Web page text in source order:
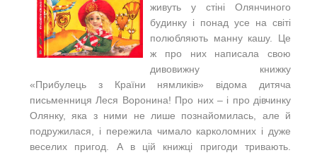
живуть у стіні Олянчиного
будинку і понад усе на світі
полюбляють манну кашу. Це
ж про них написала свою
дивовижну книжку
«Прибулець з Країни нямликів» відома дитяча
письменниця Леся Воронина! Про них – і про дівчинку
Олянку, яка з ними не лише познайомилась, але й
подружилася, і пережила чимало карколомних і дуже
веселих пригод. А в цій книжці пригоди тривають.